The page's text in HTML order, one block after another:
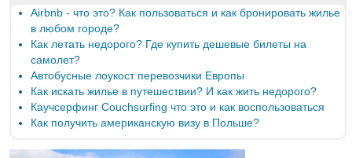
Airbnb - что это? Как пользоваться и как бронировать жилье
в любом городе?
Как летать недорого? Где купить дешевые билеты на
самолет?
Автобусные лоукост перевозчики Европы
Как искать жилье в путешествии? И как жить недорого?
Каучсерфинг Couchsurfing что это и как воспользоваться
Как получить американскую визу в Польше?